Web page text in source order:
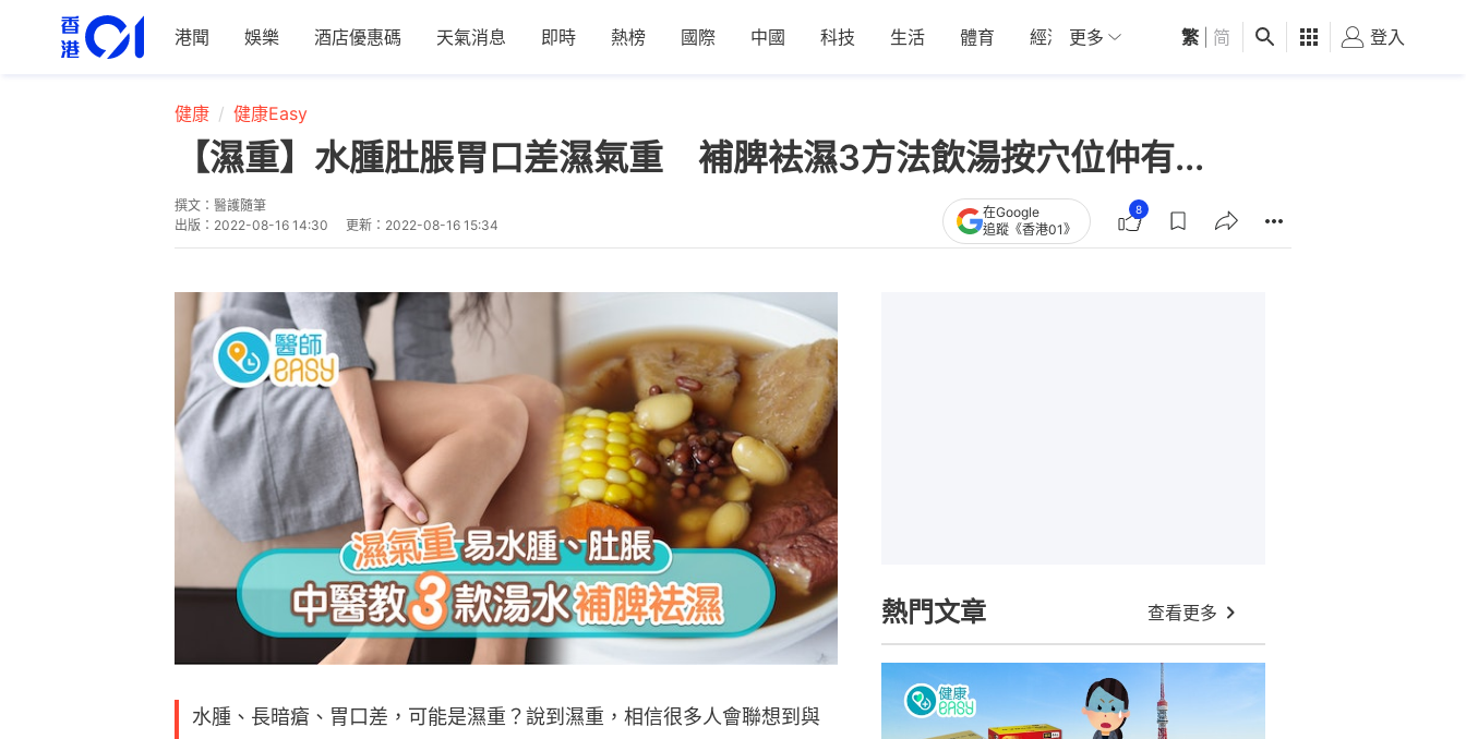
港聞 娛樂 酒店優惠碼 天氣消息 即時 熱榜 國際 中國 科技 生活 體育 經濟 01深圳 觀點 健康 好食玩飛
更多 繁 简 登入
健康 健康Easy
【濕重】水腫肚脹胃口差濕氣重 補脾袪濕3方法飲湯按穴位仲有...
撰文： 醫護隨筆
出版： 2022-08-16 14:30 更新： 2022-08-16 15:34
在Google
追蹤《香港01》
8
水腫、長暗瘡、胃口差，可能是濕重？說到濕重，相信很多人會聯想到與
熱門文章 查看更多